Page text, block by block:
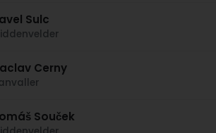
Sulc
Cerny
Souček